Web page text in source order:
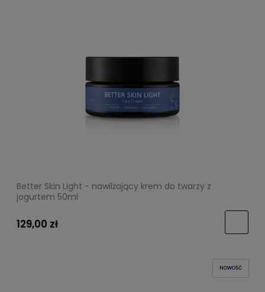
Better Skin Light - nawilżający krem do twarzy z
jogurtem 50ml
129,00 zł
NOWOŚĆ